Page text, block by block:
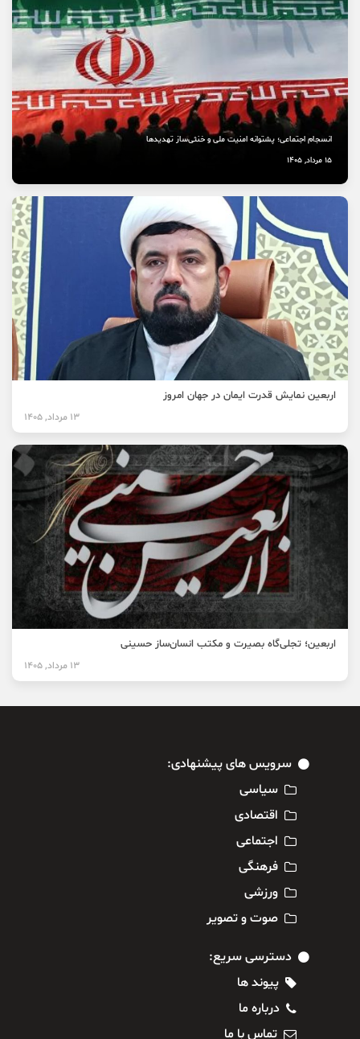
انسجام اجتماعی؛ پشتوانه امنیت ملی و خنثی‌ساز تهدیدها
15 مرداد, 1405
اربعین نمایش قدرت ایمان در جهان امروز
13 مرداد, 1405
اربعین؛ تجلی‌گاه بصیرت و مکتب انسان‌ساز حسینی
13 مرداد, 1405
سرویس های پیشنهادی:
سیاسی
اقتصادی
اجتماعی
فرهنگی
ورزشی
صوت و تصویر
دسترسی سریع:
پیوند ها
درباره ما
تماس با ما